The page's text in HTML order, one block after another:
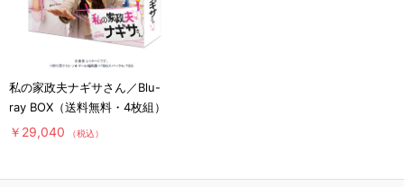
私の家政夫ナギサさん／Blu-
ray BOX（送料無料・4枚組）
￥29,040 （税込）